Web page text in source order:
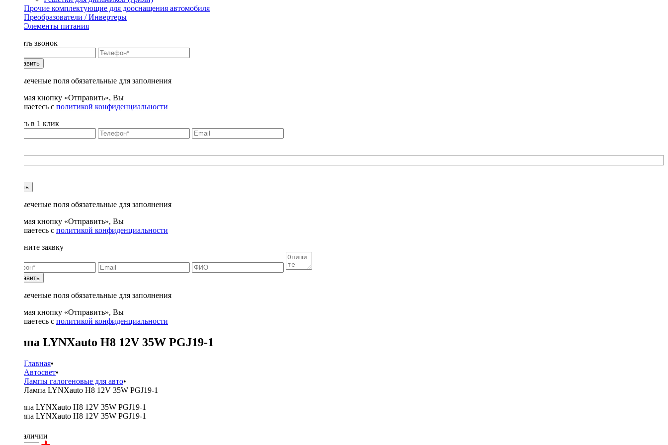
Прочие комплектующие для дооснащения автомобиля
Преобразователи / Инвертеры
Элементы питания
Заказать звонок
Отправить
* - отмеченые поля обязательные для заполнения
Нажимая кнопку «Отправить», Вы
соглашаетесь с политикой конфиденциальности
Купить в 1 клик
Купить
* - отмеченые поля обязательные для заполнения
Нажимая кнопку «Отправить», Вы
соглашаетесь с политикой конфиденциальности
Заполните заявку
Отправить
* - отмеченые поля обязательные для заполнения
Нажимая кнопку «Отправить», Вы
соглашаетесь с политикой конфиденциальности
Лампа LYNXauto H8 12V 35W PGJ19-1
Главная•
Автосвет•
Лампы галогеновые для авто•
Лампа LYNXauto H8 12V 35W PGJ19-1
в наличии